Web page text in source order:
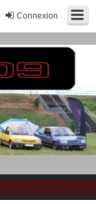
Connexion